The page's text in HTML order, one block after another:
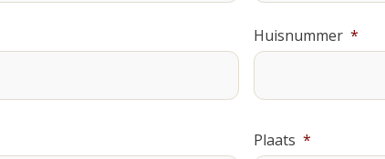
Huisnummer *
Plaats *